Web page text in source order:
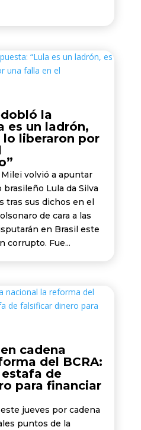
la
es un ladrón,
liberaron por
volvió a apuntar
Lula da Silva
tras sus dichos en el
de cara a las
en Brasil este
corrupto. Fue...
cadena
del BCRA:
estafa de
para financiar
jueves por cadena
puntos de la